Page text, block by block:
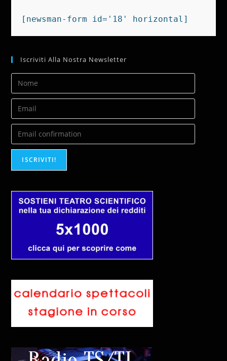
[newsman-form id='18' horizontal]
Iscriviti Alla Nostra Newsletter
ISCRIVITI!